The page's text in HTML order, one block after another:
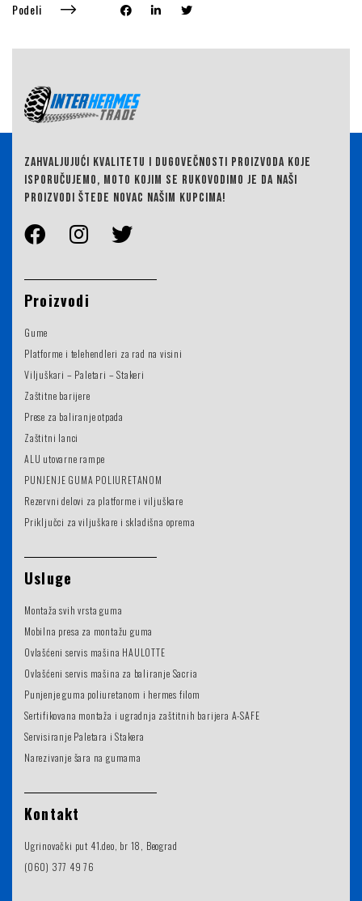
Podeli
ZAHVALJUJUĆI KVALITETU I DUGOVEČNOSTI PROIZVODA KOJE
ISPORUČUJEMO, MOTO KOJIM SE RUKOVODIMO JE DA NAŠI
PROIZVODI ŠTEDE NOVAC NAŠIM KUPCIMA!
Proizvodi
Gume
Platforme i telehendleri za rad na visini
Viljuškari – Paletari – Stakeri
Zaštitne barijere
Prese za baliranje otpada
Zaštitni lanci
ALU utovarne rampe
PUNJENJE GUMA POLIURETANOM
Rezervni delovi za platforme i viljuškare
Priključci za viljuškare i skladišna oprema
Usluge
Montaža svih vrsta guma
Mobilna presa za montažu guma
Ovlašćeni servis mašina HAULOTTE
Ovlašćeni servis mašina za baliranje Sacria
Punjenje guma poliuretanom i hermes filom
Sertifikovana montaža i ugradnja zaštitnih barijera A-SAFE
Servisiranje Paletara i Stakera
Narezivanje šara na gumama
Kontakt
Ugrinovački put 41.deo, br 18, Beograd
(060) 377 49 76